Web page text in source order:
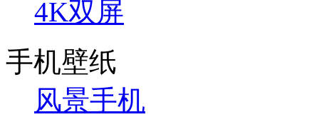
4K双屏
手机壁纸
风景手机